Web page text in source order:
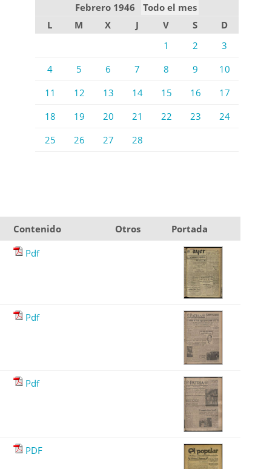
Febrero 1946
Todo el mes
L
M X J V S
D
1
2
3
4
5 6 7 8 9
10
11
12 13 14 15 16
17
18
19 20 21 22 23
24
25
26 27 28
Contenido Otros
Portada
Pdf
Pdf
Pdf
PDF